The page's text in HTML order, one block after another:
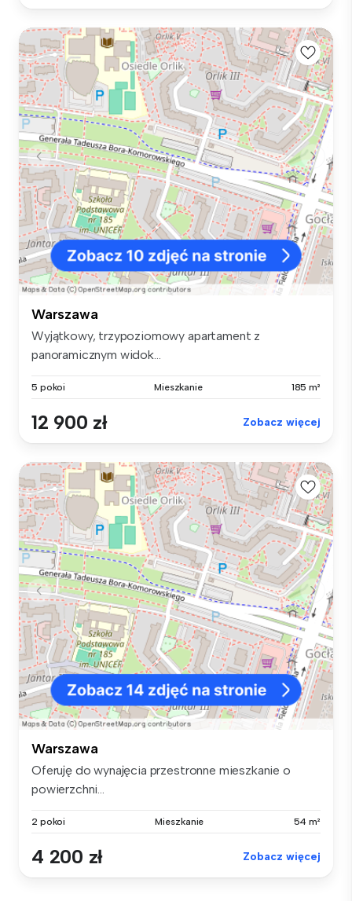
Warszawa
Wyjątkowy, trzypoziomowy apartament z
panoramicznym widok...
5 pokoi Mieszkanie 185 m²
12 900 zł Zobacz więcej
Warszawa
Oferuję do wynajęcia przestronne mieszkanie o
powierzchni...
2 pokoi Mieszkanie 54 m²
4 200 zł Zobacz więcej